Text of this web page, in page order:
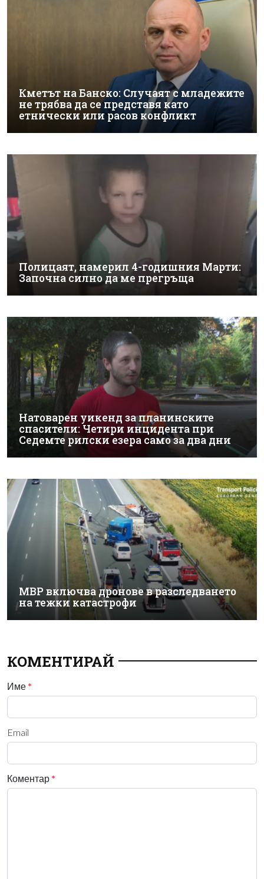
Кметът на Банско: Случаят с младежите
не трябва да се представя като
етнически или расов конфликт
Полицаят, намерил 4-годишния Марти:
Започна силно да ме прегръща
Натоварен уикенд за планинските
спасители: Четири инцидента при
Седемте рилски езера само за два дни
МВР включва дронове в разследването
на тежки катастрофи
КОМЕНТИРАЙ
Име *
Email
Коментар *